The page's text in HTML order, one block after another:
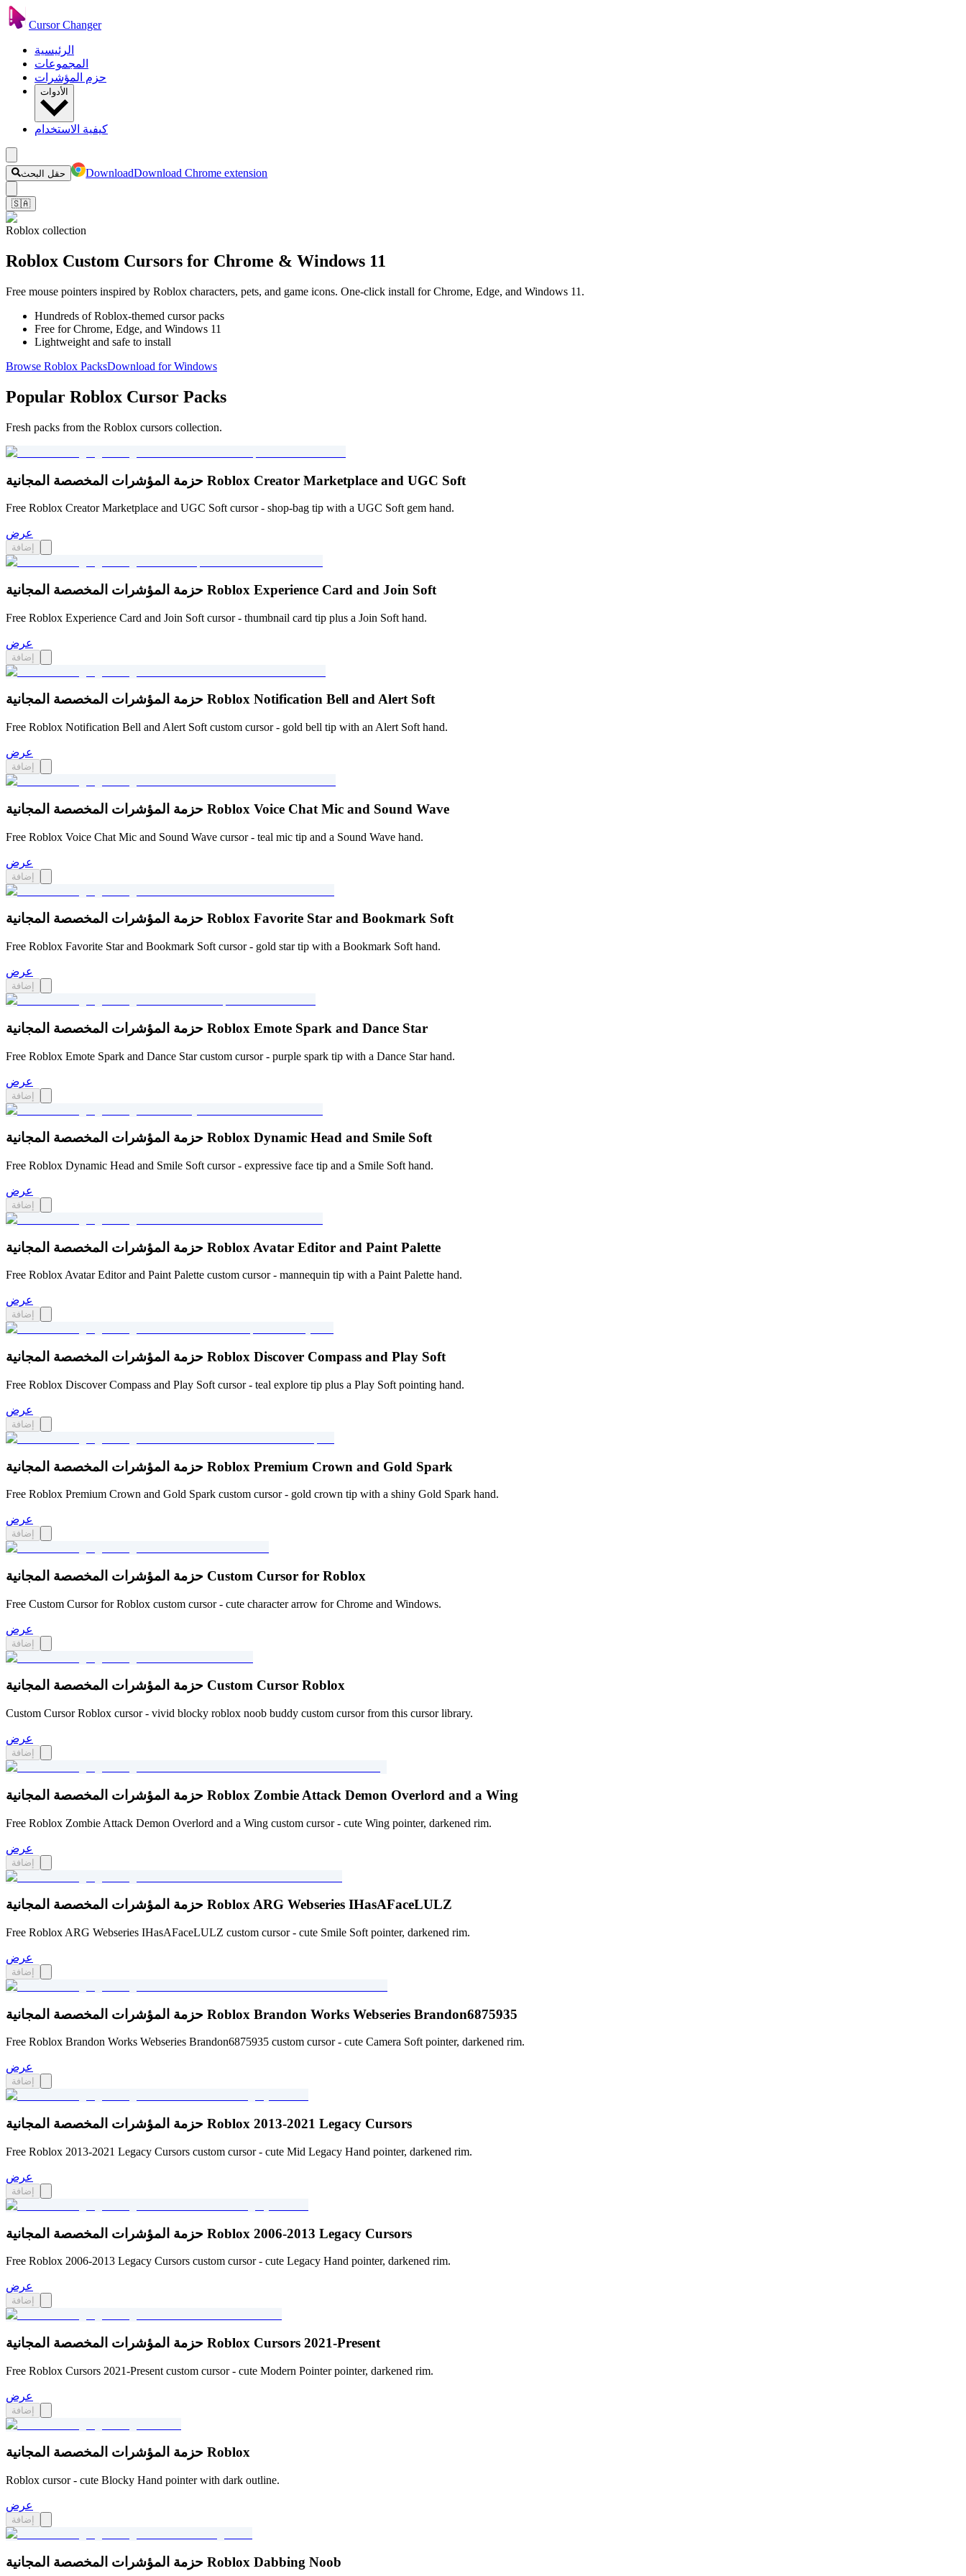
Cursor Changer
الرئيسية
المجموعات
حزم المؤشرات
الأدوات
كيفية الاستخدام
حقل البحث DownloadDownload Chrome extension
🇸🇦
Roblox collection
Roblox Custom Cursors for Chrome & Windows 11
Free mouse pointers inspired by Roblox characters, pets, and game icons. One-click install for Chrome, Edge, and Windows 11.
Hundreds of Roblox-themed cursor packs
Free for Chrome, Edge, and Windows 11
Lightweight and safe to install
Browse Roblox PacksDownload for Windows
Popular Roblox Cursor Packs
Fresh packs from the Roblox cursors collection.
حزمة المؤشرات المخصصة المجانية Roblox Creator Marketplace and UGC Soft
Free Roblox Creator Marketplace and UGC Soft cursor - shop-bag tip with a UGC Soft gem hand.
عرض
إضافة
حزمة المؤشرات المخصصة المجانية Roblox Experience Card and Join Soft
Free Roblox Experience Card and Join Soft cursor - thumbnail card tip plus a Join Soft hand.
عرض
إضافة
حزمة المؤشرات المخصصة المجانية Roblox Notification Bell and Alert Soft
Free Roblox Notification Bell and Alert Soft custom cursor - gold bell tip with an Alert Soft hand.
عرض
إضافة
حزمة المؤشرات المخصصة المجانية Roblox Voice Chat Mic and Sound Wave
Free Roblox Voice Chat Mic and Sound Wave cursor - teal mic tip and a Sound Wave hand.
عرض
إضافة
حزمة المؤشرات المخصصة المجانية Roblox Favorite Star and Bookmark Soft
Free Roblox Favorite Star and Bookmark Soft cursor - gold star tip with a Bookmark Soft hand.
عرض
إضافة
حزمة المؤشرات المخصصة المجانية Roblox Emote Spark and Dance Star
Free Roblox Emote Spark and Dance Star custom cursor - purple spark tip with a Dance Star hand.
عرض
إضافة
حزمة المؤشرات المخصصة المجانية Roblox Dynamic Head and Smile Soft
Free Roblox Dynamic Head and Smile Soft cursor - expressive face tip and a Smile Soft hand.
عرض
إضافة
حزمة المؤشرات المخصصة المجانية Roblox Avatar Editor and Paint Palette
Free Roblox Avatar Editor and Paint Palette custom cursor - mannequin tip with a Paint Palette hand.
عرض
إضافة
حزمة المؤشرات المخصصة المجانية Roblox Discover Compass and Play Soft
Free Roblox Discover Compass and Play Soft cursor - teal explore tip plus a Play Soft pointing hand.
عرض
إضافة
حزمة المؤشرات المخصصة المجانية Roblox Premium Crown and Gold Spark
Free Roblox Premium Crown and Gold Spark custom cursor - gold crown tip with a shiny Gold Spark hand.
عرض
إضافة
حزمة المؤشرات المخصصة المجانية Custom Cursor for Roblox
Free Custom Cursor for Roblox custom cursor - cute character arrow for Chrome and Windows.
عرض
إضافة
حزمة المؤشرات المخصصة المجانية Custom Cursor Roblox
Custom Cursor Roblox cursor - vivid blocky roblox noob buddy custom cursor from this cursor library.
عرض
إضافة
حزمة المؤشرات المخصصة المجانية Roblox Zombie Attack Demon Overlord and a Wing
Free Roblox Zombie Attack Demon Overlord and a Wing custom cursor - cute Wing pointer, darkened rim.
عرض
إضافة
حزمة المؤشرات المخصصة المجانية Roblox ARG Webseries IHasAFaceLULZ
Free Roblox ARG Webseries IHasAFaceLULZ custom cursor - cute Smile Soft pointer, darkened rim.
عرض
إضافة
حزمة المؤشرات المخصصة المجانية Roblox Brandon Works Webseries Brandon6875935
Free Roblox Brandon Works Webseries Brandon6875935 custom cursor - cute Camera Soft pointer, darkened rim.
عرض
إضافة
حزمة المؤشرات المخصصة المجانية Roblox 2013-2021 Legacy Cursors
Free Roblox 2013-2021 Legacy Cursors custom cursor - cute Mid Legacy Hand pointer, darkened rim.
عرض
إضافة
حزمة المؤشرات المخصصة المجانية Roblox 2006-2013 Legacy Cursors
Free Roblox 2006-2013 Legacy Cursors custom cursor - cute Legacy Hand pointer, darkened rim.
عرض
إضافة
حزمة المؤشرات المخصصة المجانية Roblox Cursors 2021-Present
Free Roblox Cursors 2021-Present custom cursor - cute Modern Pointer pointer, darkened rim.
عرض
إضافة
حزمة المؤشرات المخصصة المجانية Roblox
Roblox cursor - cute Blocky Hand pointer with dark outline.
عرض
إضافة
حزمة المؤشرات المخصصة المجانية Roblox Dabbing Noob